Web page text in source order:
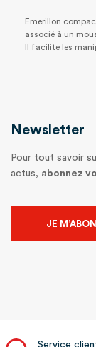
Emerillon
associé à un
Il facilite les
Newsletter
Pour tout savoir
actus, abonnez
JE
Service